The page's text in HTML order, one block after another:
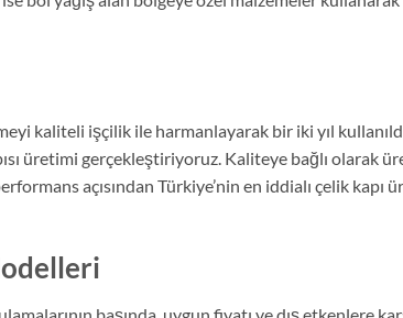
kaliteli işçilik ile harmanlayarak bir iki yıl
üretimi gerçekleştiriyoruz. Kaliteye bağlı olarak
açısından Türkiye’nin en iddialı çelik kapı